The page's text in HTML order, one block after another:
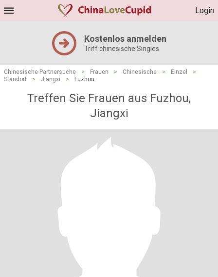
Login
Kostenlos anmelden
Triff chinesische Singles
Chinesische Partnersuche > Frauen > Chinesische > Einzel
>
Standort
> Jiangxi > Fuzhou
Treffen Sie Frauen aus Fuzhou,
Jiangxi